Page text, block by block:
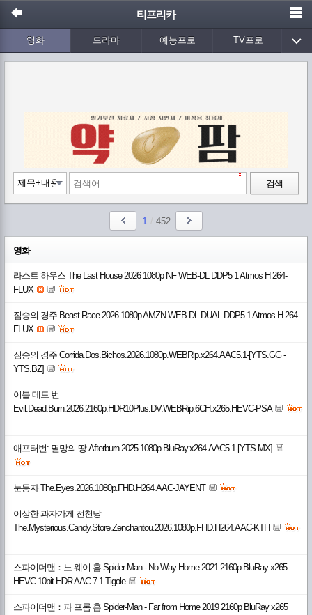
티프리카
영화 드라마 예능프로 TV프로
애니메이션 음악 Wetv
검색
1 452
영화
라스트 하우스 The Last House 2026 1080p NF WEB-DL DDP5 1 Atmos H 264-
FLUX
짐승의 경주 Beast Race 2026 1080p AMZN WEB-DL DUAL DDP5 1 Atmos H 264-
FLUX
짐승의 경주 Corrida.Dos.Bichos.2026.1080p.WEBRip.x264.AAC5.1-[YTS.GG -
YTS.BZ]
이블 데드 번
Evil.Dead.Burn.2026.2160p.HDR10Plus.DV.WEBRip.6CH.x265.HEVC-PSA
애프터번: 멸망의 땅 Afterburn.2025.1080p.BluRay.x264.AAC5.1-[YTS.MX]
눈동자 The.Eyes.2026.1080p.FHD.H264.AAC-JAYENT
이상한 과자가게 전천당
The.Mysterious.Candy.Store.Zenchantou.2026.1080p.FHD.H264.AAC-KTH
스파이더맨：노 웨이 홈 Spider-Man - No Way Home 2021 2160p BluRay x265
HEVC 10bit HDR AAC 7.1 Tigole
스파이더맨：파 프롬 홈 Spider-Man - Far from Home 2019 2160p BluRay x265